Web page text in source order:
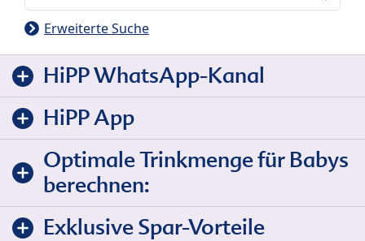
Erweiterte Suche
HiPP WhatsApp-Kanal
HiPP App
Optimale Trinkmenge für Babys
berechnen:
Exklusive Spar-Vorteile